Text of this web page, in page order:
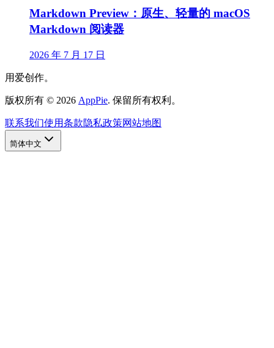
Markdown Preview：原生、轻量的 macOS
Markdown 阅读器
2026 年 7 月 17 日
用爱创作。
版权所有 © 2026 AppPie. 保留所有权利。
联系我们使用条款隐私政策网站地图
简体中文